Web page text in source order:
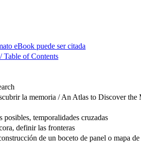
eBook puede ser citada
Table of Contents
la memoria / An Atlas to Discover
posibles, temporalidades cruzadas
definir las fronteras
de un boceto de panel o mapa